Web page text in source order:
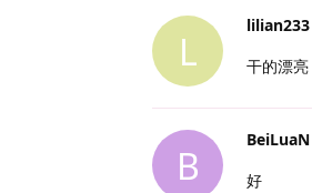
L
lilian233
干的漂亮
B
BeiLuaN
好